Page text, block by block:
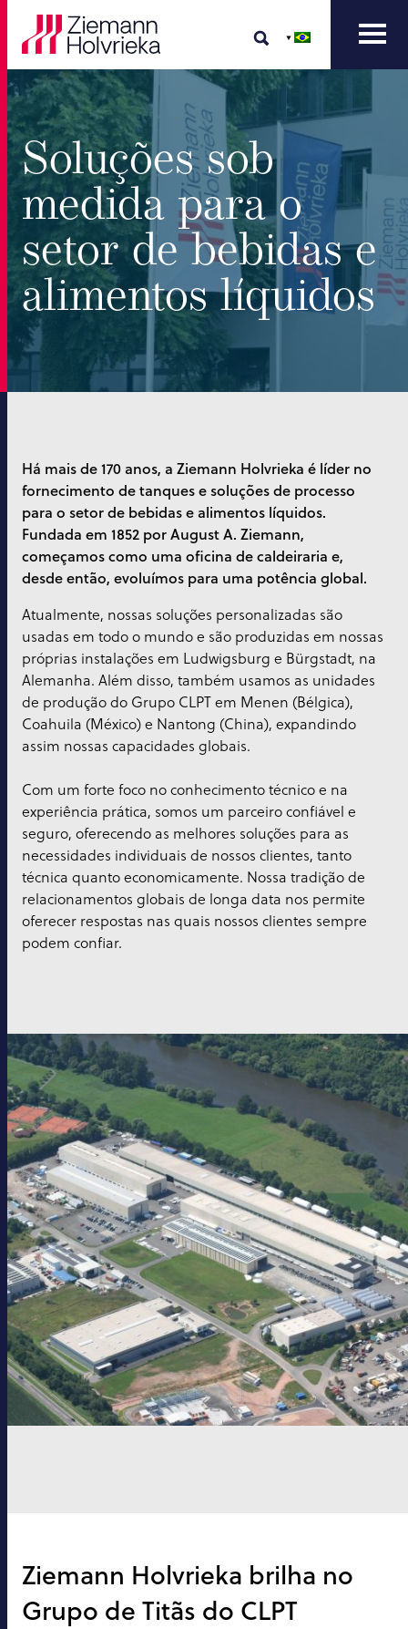
Soluções sob
medida para o
setor de bebidas e
alimentos líquidos
Há mais de 170 anos, a Ziemann Holvrieka é líder no
fornecimento de tanques e soluções de processo
para o setor de bebidas e alimentos líquidos.
Fundada em 1852 por August A. Ziemann,
começamos como uma oficina de caldeiraria e,
desde então, evoluímos para uma potência global.
Atualmente, nossas soluções personalizadas são
usadas em todo o mundo e são produzidas em nossas
próprias instalações em Ludwigsburg e Bürgstadt, na
Alemanha. Além disso, também usamos as unidades
de produção do Grupo CLPT em Menen (Bélgica),
Coahuila (México) e Nantong (China), expandindo
assim nossas capacidades globais.
Com um forte foco no conhecimento técnico e na
experiência prática, somos um parceiro confiável e
seguro, oferecendo as melhores soluções para as
necessidades individuais de nossos clientes, tanto
técnica quanto economicamente. Nossa tradição de
relacionamentos globais de longa data nos permite
oferecer respostas nas quais nossos clientes sempre
podem confiar.
Ziemann Holvrieka brilha no
Grupo de Titãs do CLPT